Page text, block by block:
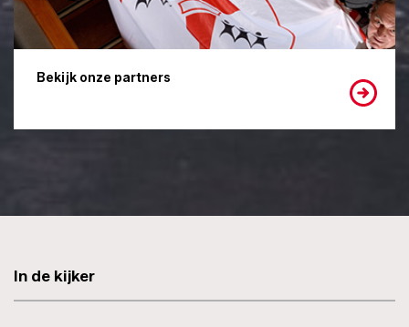
Bekijk onze partners
In de kijker